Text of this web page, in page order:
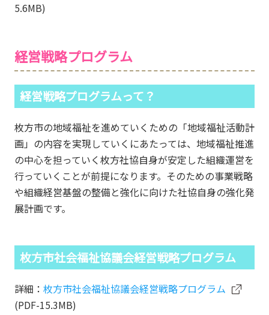
5.6MB)
経営戦略プログラム
経営戦略プログラムって？
枚方市の地域福祉を進めていくための「地域福祉活動計
画」の内容を実現していくにあたっては、地域福祉推進
の中心を担っていく枚方社協自身が安定した組織運営を
行っていくことが前提になります。そのための事業戦略
や組織経営基盤の整備と強化に向けた社協自身の強化発
展計画です。
枚方市社会福祉協議会経営戦略プログラム
詳細： 枚方市社会福祉協議会経営戦略プログラム
(PDF-15.3MB)